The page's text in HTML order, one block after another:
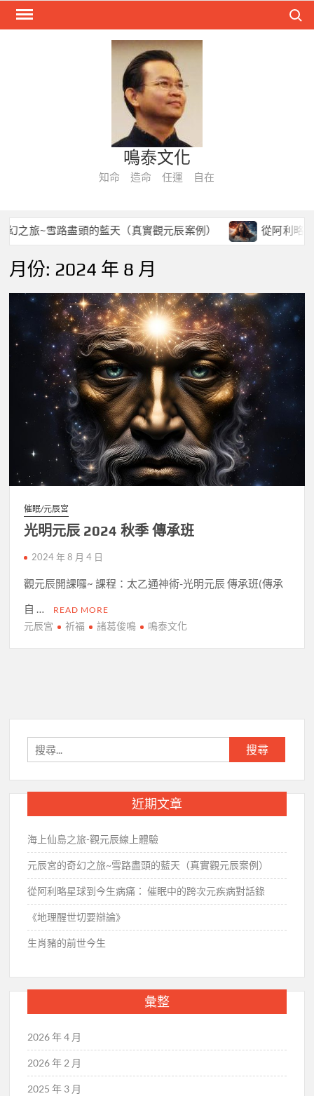
Skip
鳴泰文化
知命 造命 任運 自在
之旅~雪路盡頭的藍天（真實觀元辰案例） 從阿利略星
月份: 2024 年 8 月
催眠/元辰宮
光明元辰 2024 秋季 傳承班
2024 年 8 月 4 日
觀元辰開課囉~ 課程：太乙通神術-光明元辰 傳承班(傳承
自 …
READ MORE
元辰宮 祈福 諸葛俊鳴 鳴泰文化
尋
關
字:
近期文章
海上仙島之旅-觀元辰線上體驗
元辰宮的奇幻之旅~雪路盡頭的藍天（真實觀元辰案例）
從阿利略星球到今生病痛： 催眠中的跨次元疾病對話錄
《地理醒世切要辯論》
生肖豬的前世今生
彙整
2026 年 4 月
2026 年 2 月
2025 年 3 月